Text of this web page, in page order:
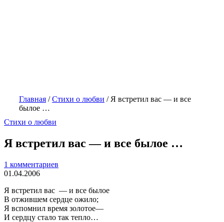
Главная /Стихи о любви / Я встретил вас — и все
былое …
Стихи о любви
Я встретил вас — и все былое …
1 комментариев
01.04.2006
Я встретил вас — и все былое
В отжившем сердце ожило;
Я вспомнил время золотое—
И сердцу стало так тепло…